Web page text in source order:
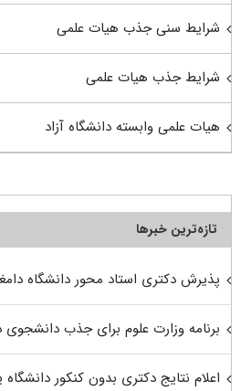
شرایط سنی جذب هیات علمی
شرایط جذب هیات علمی
هیات علمی وابسته دانشگاه آزاد
تازه‌ترین خبرها
پذیرش دکتری استاد محور دانشگاه دامغان
برنامه وزارت علوم برای جذب
اعلام نتایج دکتری بدون کنکور دانشگاه یزد